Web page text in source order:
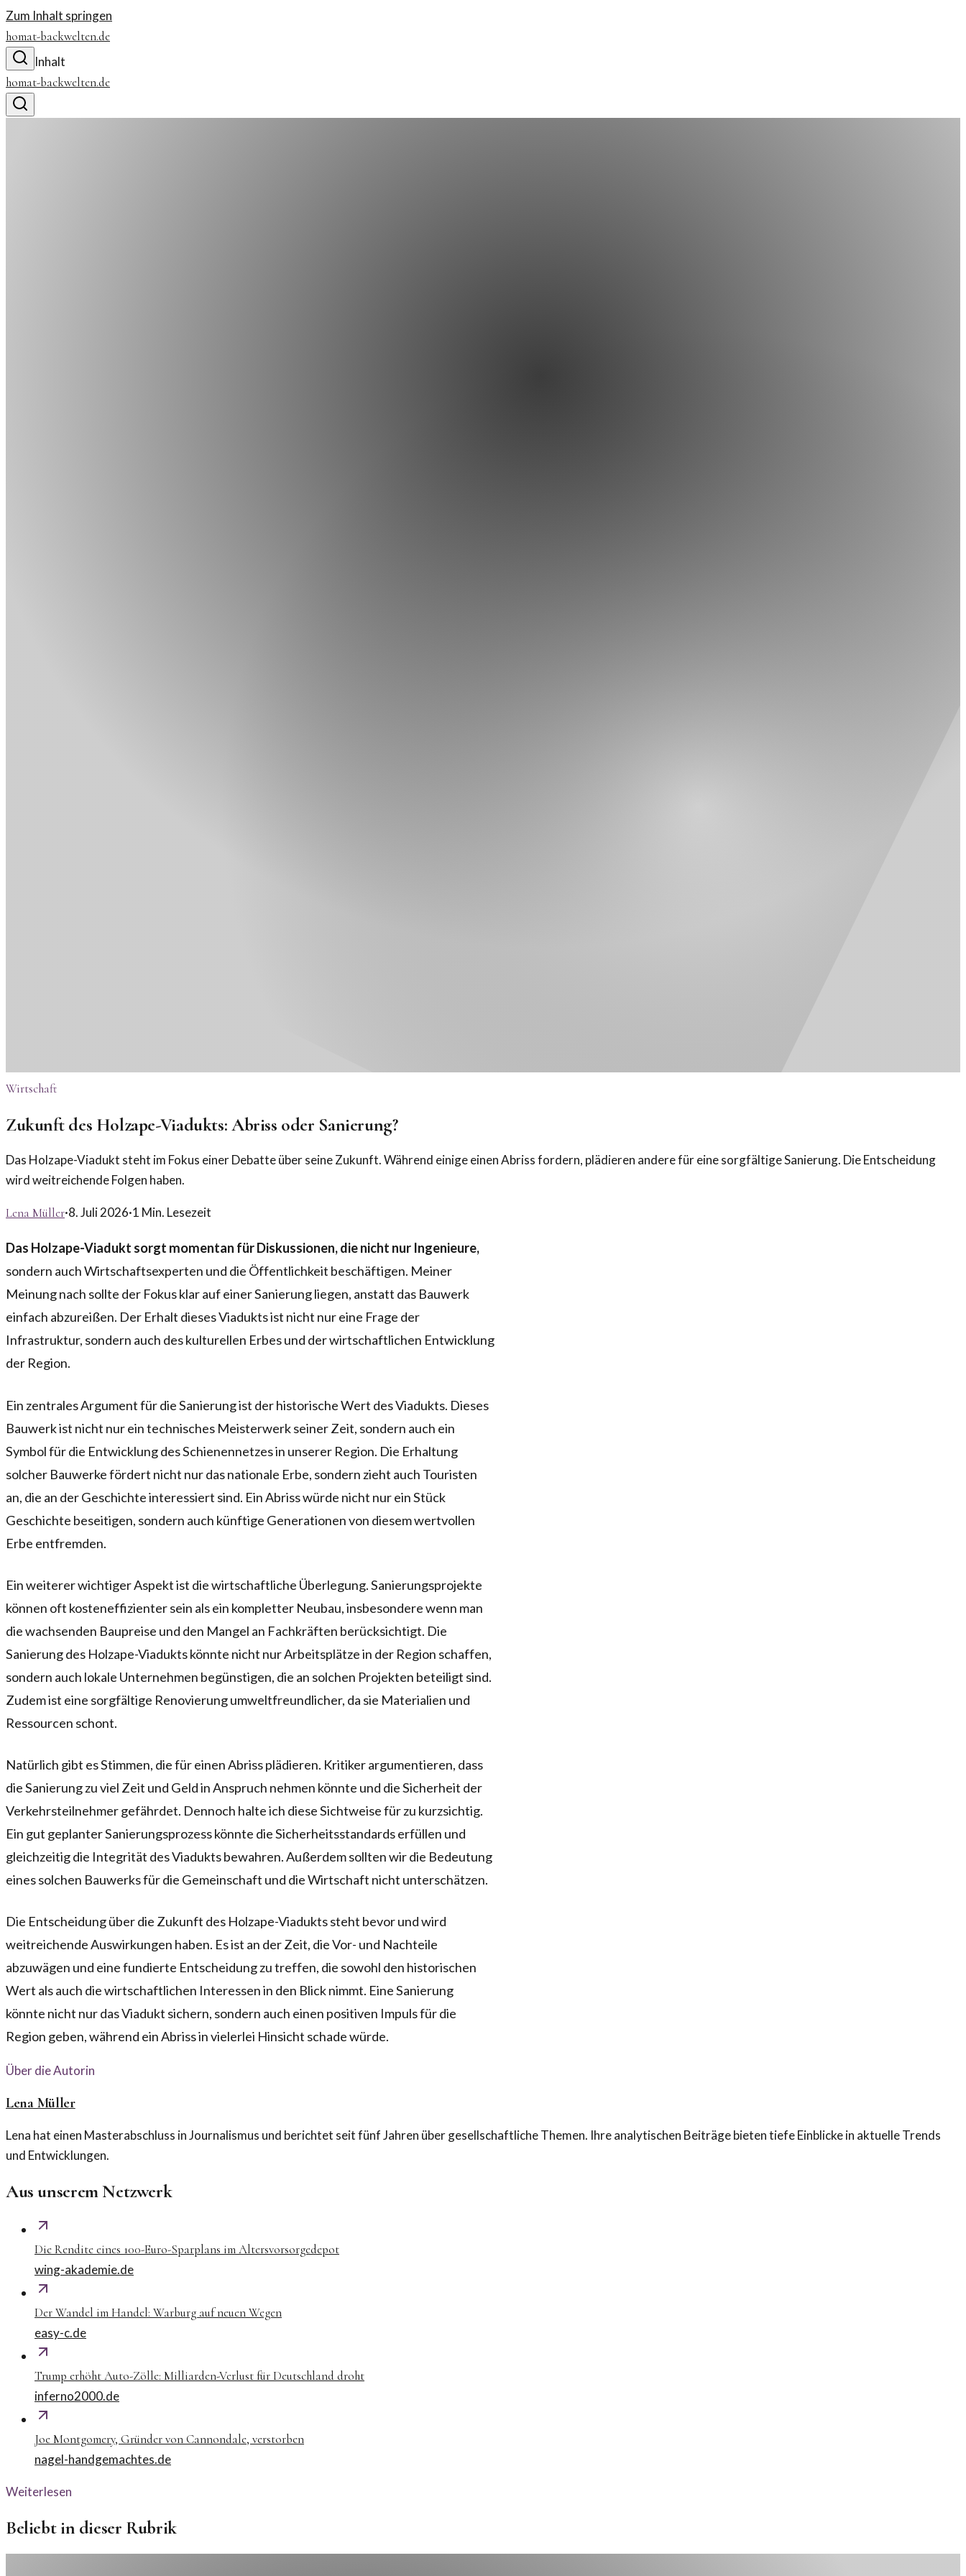
Zum Inhalt springen
homat-backwelten.de
Inhalt
homat-backwelten.de
Wirtschaft
Zukunft des Holzape-Viadukts: Abriss oder Sanierung?
Das Holzape-Viadukt steht im Fokus einer Debatte über seine Zukunft. Während einige einen Abriss fordern, plädieren andere für eine sorgfältige Sanierung. Die Entscheidung
wird weitreichende Folgen haben.
Lena Müller·8. Juli 2026·1 Min. Lesezeit
Das Holzape-Viadukt sorgt momentan für Diskussionen, die nicht nur Ingenieure,
sondern auch Wirtschaftsexperten und die Öffentlichkeit beschäftigen. Meiner
Meinung nach sollte der Fokus klar auf einer Sanierung liegen, anstatt das Bauwerk
einfach abzureißen. Der Erhalt dieses Viadukts ist nicht nur eine Frage der
Infrastruktur, sondern auch des kulturellen Erbes und der wirtschaftlichen Entwicklung
der Region.
Ein zentrales Argument für die Sanierung ist der historische Wert des Viadukts. Dieses
Bauwerk ist nicht nur ein technisches Meisterwerk seiner Zeit, sondern auch ein
Symbol für die Entwicklung des Schienennetzes in unserer Region. Die Erhaltung
solcher Bauwerke fördert nicht nur das nationale Erbe, sondern zieht auch Touristen
an, die an der Geschichte interessiert sind. Ein Abriss würde nicht nur ein Stück
Geschichte beseitigen, sondern auch künftige Generationen von diesem wertvollen
Erbe entfremden.
Ein weiterer wichtiger Aspekt ist die wirtschaftliche Überlegung. Sanierungsprojekte
können oft kosteneffizienter sein als ein kompletter Neubau, insbesondere wenn man
die wachsenden Baupreise und den Mangel an Fachkräften berücksichtigt. Die
Sanierung des Holzape-Viadukts könnte nicht nur Arbeitsplätze in der Region schaffen,
sondern auch lokale Unternehmen begünstigen, die an solchen Projekten beteiligt sind.
Zudem ist eine sorgfältige Renovierung umweltfreundlicher, da sie Materialien und
Ressourcen schont.
Natürlich gibt es Stimmen, die für einen Abriss plädieren. Kritiker argumentieren, dass
die Sanierung zu viel Zeit und Geld in Anspruch nehmen könnte und die Sicherheit der
Verkehrsteilnehmer gefährdet. Dennoch halte ich diese Sichtweise für zu kurzsichtig.
Ein gut geplanter Sanierungsprozess könnte die Sicherheitsstandards erfüllen und
gleichzeitig die Integrität des Viadukts bewahren. Außerdem sollten wir die Bedeutung
eines solchen Bauwerks für die Gemeinschaft und die Wirtschaft nicht unterschätzen.
Die Entscheidung über die Zukunft des Holzape-Viadukts steht bevor und wird
weitreichende Auswirkungen haben. Es ist an der Zeit, die Vor- und Nachteile
abzuwägen und eine fundierte Entscheidung zu treffen, die sowohl den historischen
Wert als auch die wirtschaftlichen Interessen in den Blick nimmt. Eine Sanierung
könnte nicht nur das Viadukt sichern, sondern auch einen positiven Impuls für die
Region geben, während ein Abriss in vielerlei Hinsicht schade würde.
Über die Autorin
Lena Müller
Lena hat einen Masterabschluss in Journalismus und berichtet seit fünf Jahren über gesellschaftliche Themen. Ihre analytischen Beiträge bieten tiefe Einblicke in aktuelle Trends
und Entwicklungen.
Aus unserem Netzwerk
Die Rendite eines 100-Euro-Sparplans im Altersvorsorgedepot
wing-akademie.de
Der Wandel im Handel: Warburg auf neuen Wegen
easy-c.de
Trump erhöht Auto-Zölle: Milliarden-Verlust für Deutschland droht
inferno2000.de
Joe Montgomery, Gründer von Cannondale, verstorben
nagel-handgemachtes.de
Weiterlesen
Beliebt in dieser Rubrik